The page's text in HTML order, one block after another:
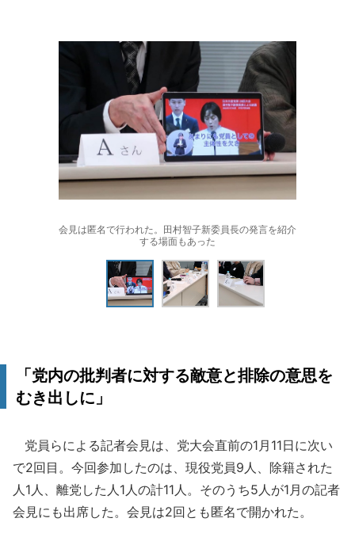
会見は匿名で行われた。田村智子新委員長の発言を紹介
する場面もあった
「党内の批判者に対する敵意と排除の意思を
むき出しに」
党員らによる記者会見は、党大会直前の1月11日に次い
で2回目。今回参加したのは、現役党員9人、除籍された
人1人、離党した人1人の計11人。そのうち5人が1月の記者
会見にも出席した。会見は2回とも匿名で開かれた。